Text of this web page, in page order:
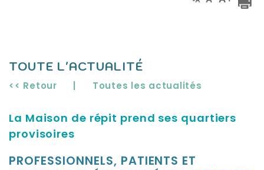
TOUTE L'ACTUALITÉ
<< Retour Toutes les actualités
La Maison de répit prend ses quartiers
provisoires
PROFESSIONNELS, PATIENTS ET